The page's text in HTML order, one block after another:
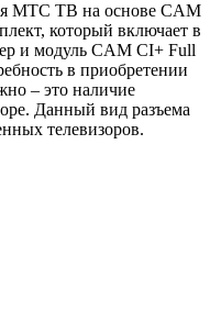
МТС ТВ на основе CAM
который включает в
и модуль CAM CI+ Full
в приобретении
– это наличие
Данный вид разъема
телевизоров.